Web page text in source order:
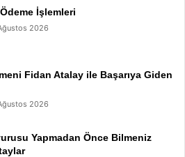
İşlemleri
2026
Fidan Atalay ile Başarıya Giden
2026
Yapmadan Önce Bilmeniz